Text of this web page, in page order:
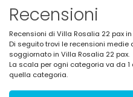
Recensioni
Recensioni di Villa Rosalia 22 pax
Di seguito trovi le recensioni
soggiornato in Villa Rosalia 22 pax.
La scala per ogni categoria va da 1
quella categoria.